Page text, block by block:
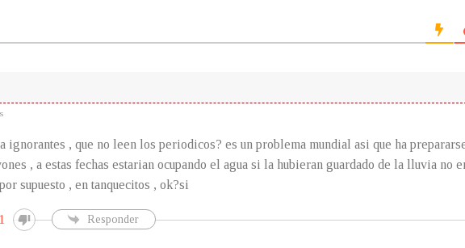
ignorantes , que no leen los periodicos? es un problema mundial asi que ha
, a estas fechas estarian ocupando el agua si la hubieran guardado de la lluvia no
supuesto , en tanquecitos , ok?si
Responder